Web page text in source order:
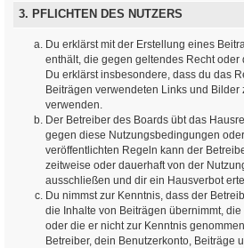
3. PFLICHTEN DES NUTZERS
Du erklärst mit der Erstellung eines
enthält, die gegen geltendes Recht oder
Du erklärst insbesondere, dass du das
Beiträgen verwendeten Links und Bilder
verwenden.
Der Betreiber des Boards übt das
gegen diese Nutzungsbedingungen
veröffentlichten Regeln kann der
zeitweise oder dauerhaft von der
ausschließen und dir ein Hausverbot
Du nimmst zur Kenntnis, dass der
die Inhalte von Beiträgen übernimmt,
oder die er nicht zur Kenntnis
Betreiber, dein Benutzerkonto, Beiträge